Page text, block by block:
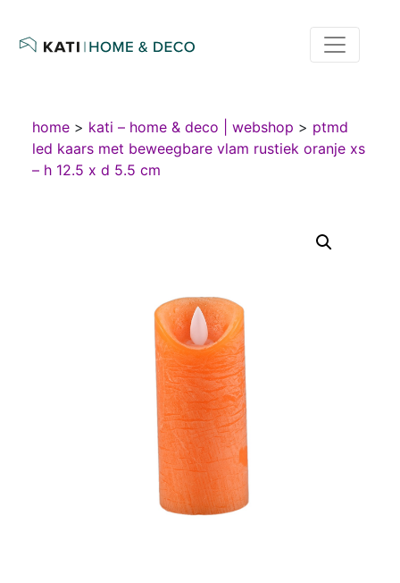
home > kati – home & deco | webshop > ptmd
led kaars met beweegbare vlam rustiek oranje xs
– h 12.5 x d 5.5 cm